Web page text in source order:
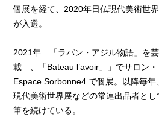
個展を経て、2020年日仏現代美術世
が入選。
2021年 「ラパン・アジル物語」を
載 、「Bateau l’avoir」」でサロン
Espace Sorbonne4 で個展。以降毎
現代美術世界展などの常連出品者と
筆を続けている。